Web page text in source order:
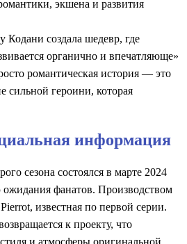
экшена и развития
Кодани создала шедевр, где
органично и впечатляюще»
романтическая история — это
сильной героини, которая
информация
сезона состоялся в марте 2024
ожидания фанатов. Производством
известная по первой серии.
к проекту, что
и атмосферы оригинальной